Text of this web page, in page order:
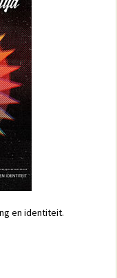
en identiteit.